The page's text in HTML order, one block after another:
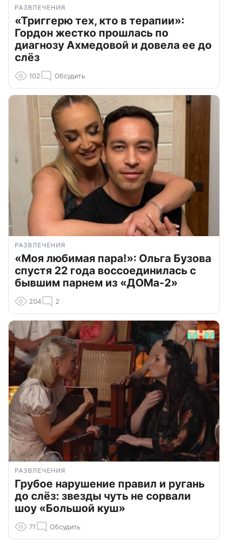
РАЗВЛЕЧЕНИЯ
«Триггерю тех, кто в терапии»:
Гордон жестко прошлась по
диагнозу Ахмедовой и довела ее до
слёз
102 Обсудить
РАЗВЛЕЧЕНИЯ
«Моя любимая пара!»: Ольга Бузова
спустя 22 года воссоединилась с
бывшим парнем из «ДОМа-2»
204 2
РАЗВЛЕЧЕНИЯ
Грубое нарушение правил и ругань
до слёз: звезды чуть не сорвали
шоу «Большой куш»
71 Обсудить